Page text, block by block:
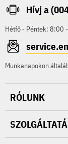
Hívj a
Hétfő - Péntek: 8:00
Munkanapokon
RÓLUNK